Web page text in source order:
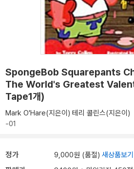
SpongeBob Squarepants
The World's Greatest
Tape1개)
Mark O'Hare(지은이) 테리 콜린스(지은이)
-01
정가 9,000원 (품절) 새상품보기